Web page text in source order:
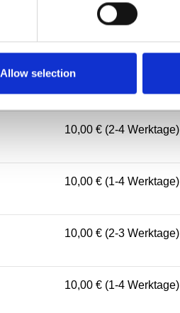
Allow selection
10,00 € (1-4 Werktage)
10,00 € (3-5 Werktage)
10,00 € (2-4 Werktage)
10,00 € (1-4 Werktage)
10,00 € (2-3 Werktage)
10,00 € (1-4 Werktage)